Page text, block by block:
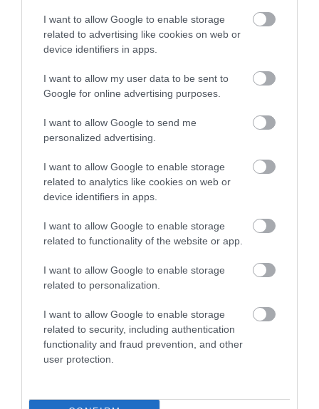
I want to allow Google to enable storage
related to advertising like cookies on web or
device identifiers in apps.
I want to allow my user data to be sent to
Google for online advertising purposes.
I want to allow Google to send me
personalized advertising.
I want to allow Google to enable storage
related to analytics like cookies on web or
device identifiers in apps.
I want to allow Google to enable storage
related to functionality of the website or app.
I want to allow Google to enable storage
related to personalization.
I want to allow Google to enable storage
related to security, including authentication
functionality and fraud prevention, and other
user protection.
digitális nomádként dolgoznál
Brnótól alig félórára természetvédelmi terület
Fotó: Shutterstock
létből, tökéletes lehet a Brnótól mindössze 30 percre